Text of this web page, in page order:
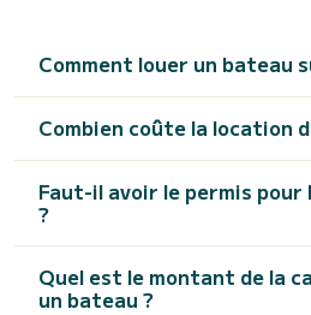
Comment louer un bateau
Combien coûte la location
Faut-il avoir le permis pour
?
Quel est le montant de la
un bateau ?